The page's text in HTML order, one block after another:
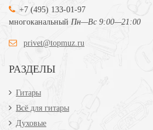
+7 (495) 133-01-97
многоканальный Пн—Вс 9:00—21:00
privet@topmuz.ru
РАЗДЕЛЫ
Гитары
Всё для гитары
Духовые